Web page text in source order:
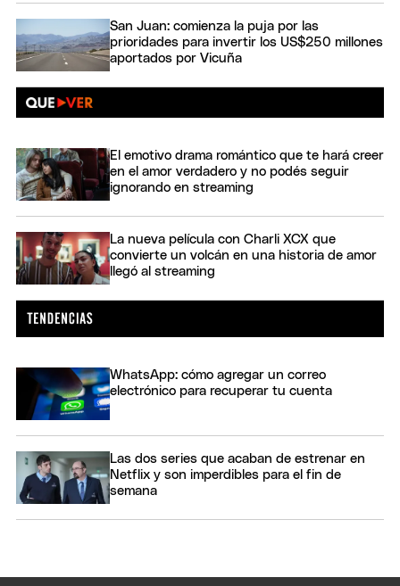
San Juan: comienza la puja por las
prioridades para invertir los US$250 millones
aportados por Vicuña
El emotivo drama romántico que te hará creer
en el amor verdadero y no podés seguir
ignorando en streaming
La nueva película con Charli XCX que
convierte un volcán en una historia de amor
llegó al streaming
WhatsApp: cómo agregar un correo
electrónico para recuperar tu cuenta
Las dos series que acaban de estrenar en
Netflix y son imperdibles para el fin de
semana